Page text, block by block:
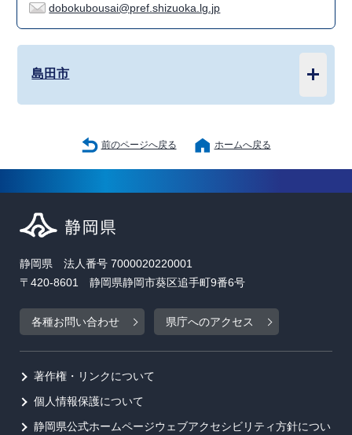
dobokubousai@pref.shizuoka.lg.jp
島田市
前のページへ戻る ホームへ戻る
静岡県 法人番号 7000020220001
〒420-8601 静岡県静岡市葵区追手町9番6号
各種お問い合わせ 県庁へのアクセス
著作権・リンクについて
個人情報保護について
静岡県公式ホームページウェブアクセシビリティ方針につい